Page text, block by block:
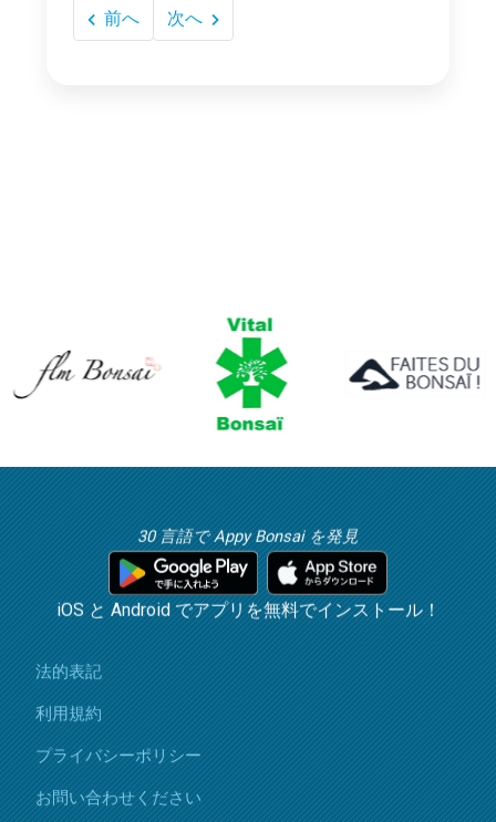
前へ 次へ
30 言語で Appy Bonsai を発見
iOS と Android でアプリを無料でインストール！
法的表記
利用規約
プライバシーポリシー
お問い合わせください